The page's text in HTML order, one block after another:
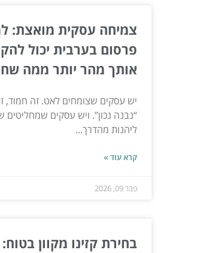
צמיחה עסקית מואצת:
פרסום בערבית יכול
אותך מהר יותר ממה
יש עסקים שצומחים לאט. זה חמוד,
“נבנה נכון”. ויש עסקים שמחליטים
ליהנות מהדרך...
קרא עוד »
פבר 09, 2026
בחירת קזינו מקוון